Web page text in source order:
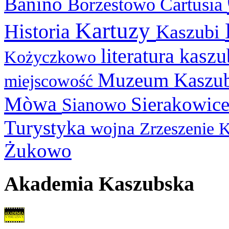
Borzestowo Cartusia
Historia Kartuzy Kaszubi
Kożyczkowo literatura
miejscowość Muzeum
Mòwa Sianowo
Turystyka wojna Zrzeszenie
Żukowo
Akademia Kaszubska